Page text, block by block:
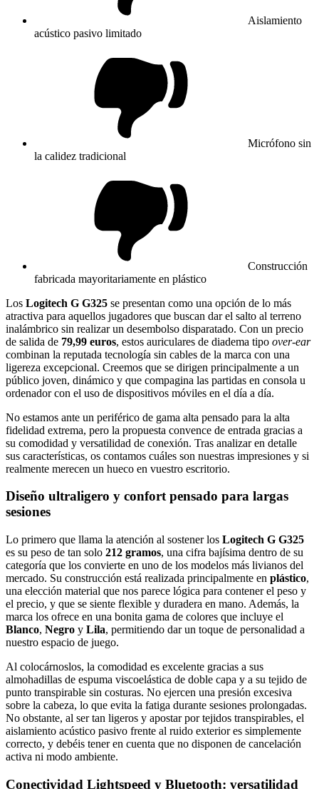
Aislamiento
acústico pasivo limitado
Micrófono sin
la calidez tradicional
Construcción
fabricada mayoritariamente en plástico
Los Logitech G G325 se presentan como una opción de lo más
atractiva para aquellos jugadores que buscan dar el salto al terreno
inalámbrico sin realizar un desembolso disparatado. Con un precio
de salida de 79,99 euros, estos auriculares de diadema tipo over-ear
combinan la reputada tecnología sin cables de la marca con una
ligereza excepcional. Creemos que se dirigen principalmente a un
público joven, dinámico y que compagina las partidas en consola u
ordenador con el uso de dispositivos móviles en el día a día.
No estamos ante un periférico de gama alta pensado para la alta
fidelidad extrema, pero la propuesta convence de entrada gracias a
su comodidad y versatilidad de conexión. Tras analizar en detalle
sus características, os contamos cuáles son nuestras impresiones y si
realmente merecen un hueco en vuestro escritorio.
Diseño ultraligero y confort pensado para largas
sesiones
Lo primero que llama la atención al sostener los Logitech G G325
es su peso de tan solo 212 gramos, una cifra bajísima dentro de su
categoría que los convierte en uno de los modelos más livianos del
mercado. Su construcción está realizada principalmente en plástico,
una elección material que nos parece lógica para contener el peso y
el precio, y que se siente flexible y duradera en mano. Además, la
marca los ofrece en una bonita gama de colores que incluye el
Blanco, Negro y Lila, permitiendo dar un toque de personalidad a
nuestro espacio de juego.
Al colocárnoslos, la comodidad es excelente gracias a sus
almohadillas de espuma viscoelástica de doble capa y a su tejido de
punto transpirable sin costuras. No ejercen una presión excesiva
sobre la cabeza, lo que evita la fatiga durante sesiones prolongadas.
No obstante, al ser tan ligeros y apostar por tejidos transpirables, el
aislamiento acústico pasivo frente al ruido exterior es simplemente
correcto, y debéis tener en cuenta que no disponen de cancelación
activa ni modo ambiente.
Conectividad Lightspeed y Bluetooth: versatilidad